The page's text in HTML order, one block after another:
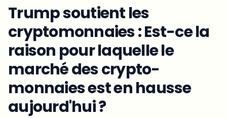
Trump soutient les
cryptomonnaies : Est-ce la
raison pour laquelle le
marché des crypto-
monnaies est en hausse
aujourd'hui ?